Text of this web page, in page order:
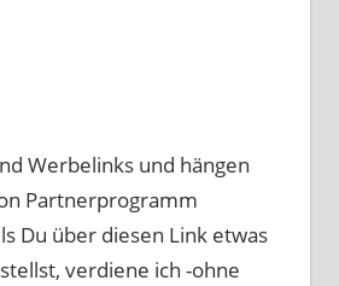
Werbelinks und hängen
Partnerprogramm
Du über diesen Link etwas
verdiene ich -ohne